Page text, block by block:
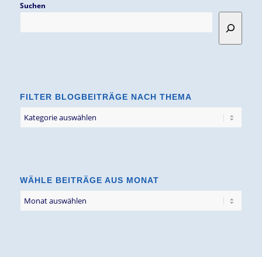
Suchen
FILTER BLOGBEITRÄGE NACH THEMA
Blogbeiträge
WÄHLE BEITRÄGE AUS MONAT